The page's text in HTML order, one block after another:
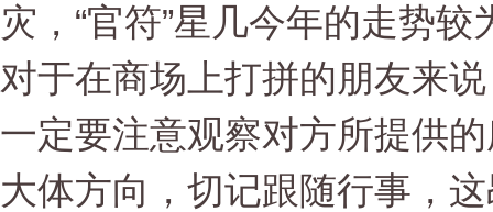
灾，“官符”星几今年的走势
对于在商场上打拼的朋友来
一定要注意观察对方所提供
大体方向，切记跟随行事，